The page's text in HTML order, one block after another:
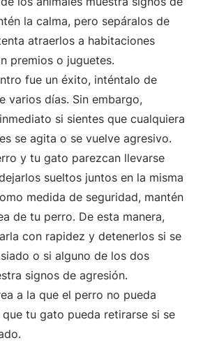
la calma, pero sepáralos de
atraerlos a habitaciones
premios o juguetes.
fue un éxito, inténtalo de
varios días. Sin embargo,
si sientes que cualquiera
se agita o se vuelve agresivo.
y tu gato parezcan llevarse
sueltos juntos en la misma
medida de seguridad, mantén
de tu perro. De esta manera,
con rapidez y detenerlos si se
o si alguno de los dos
signos de agresión.
a la que el perro no pueda
tu gato pueda retirarse si se